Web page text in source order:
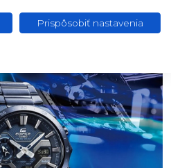
motoristickým športom.
Prispôsobiť nastavenia